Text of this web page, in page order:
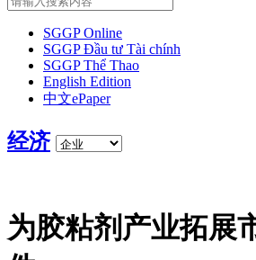
SGGP Online
SGGP Đầu tư Tài chính
SGGP Thể Thao
English Edition
中文ePaper
经济
为胶粘剂产业拓展